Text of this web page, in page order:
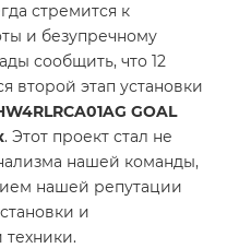
стремится к
и безупречному
сообщить, что 12
второй этап установки
GOAL
. Этот проект стал не
нашей команды,
нашей репутации
и